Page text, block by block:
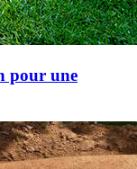
pour une